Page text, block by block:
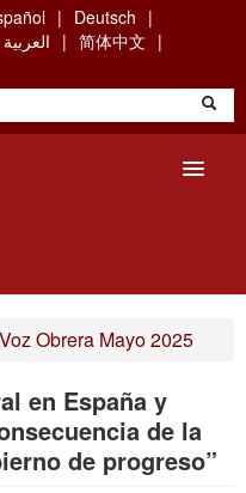
Deutsch
العربية
简体中文
Obrera Mayo 2025
en España y
de la
de progreso”